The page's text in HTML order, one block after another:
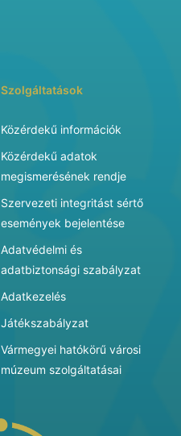
Szolgáltatások
Közérdekű információk
Közérdekű adatok
megismerésének rendje
Szervezeti integritást sértő
események bejelentése
Adatvédelmi és
adatbiztonsági szabályzat
Adatkezelés
Játékszabályzat
Vármegyei hatókörű városi
múzeum szolgáltatásai